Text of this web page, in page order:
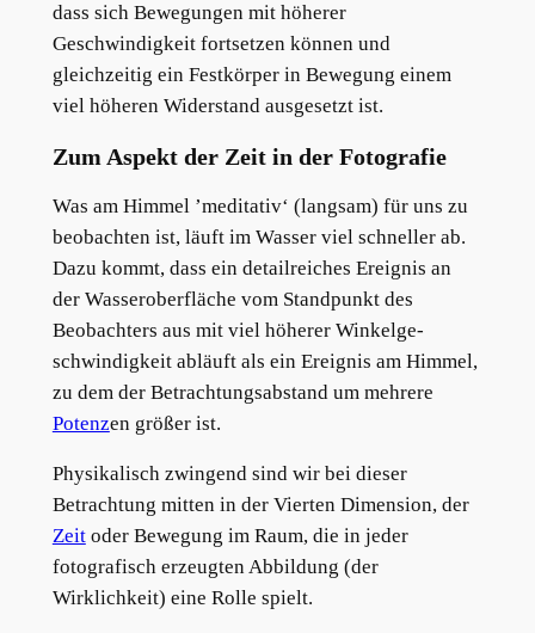
dass sich Bewegungen mit höherer
Geschwindigkeit fortsetzen können und
gleichzeitig ein Festkörper in Bewegung einem
viel höheren Widerstand ausgesetzt ist.
Zum Aspekt der Zeit in der Fotografie
Was am Himmel ’meditativ‘ (langsam) für uns zu
beobachten ist, läuft im Wasser viel schneller ab.
Dazu kommt, dass ein detailreiches Ereignis an
der Wasseroberfläche vom Standpunkt des
Beobachters aus mit viel höherer Winkelge-
schwindigkeit abläuft als ein Ereignis am Himmel,
zu dem der Betrachtungsabstand um mehrere
Potenzen größer ist.
Physikalisch zwingend sind wir bei dieser
Betrachtung mitten in der Vierten Dimension, der
Zeitoder Bewegung im Raum, die in jeder
fotografisch erzeugten Abbildung (der
Wirklichkeit) eine Rolle spielt.